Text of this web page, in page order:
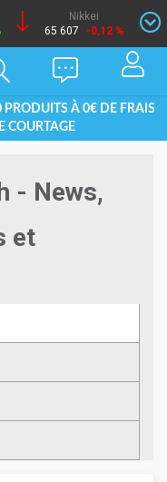
Nikkei
65 607
-0,12 %
PRODUITS À 0€ DE FRAIS
COURTAGE
- News,
et